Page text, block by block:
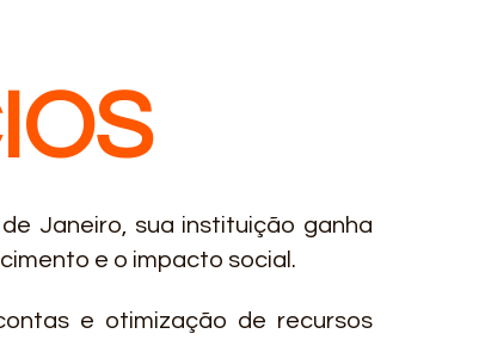
Janeiro, sua instituição ganha
e o impacto social.
e otimização de recursos